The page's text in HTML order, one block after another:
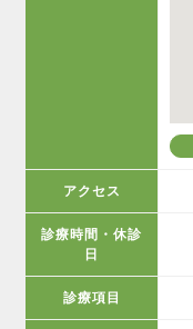
アクセス
診療時間・休診
日
診療項目